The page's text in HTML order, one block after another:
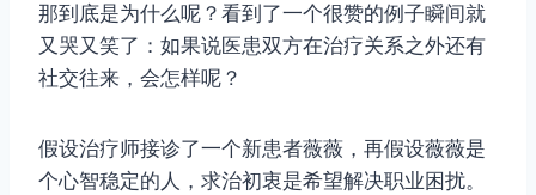
那到底是为什么呢？看到了一个很赞的例子瞬间就
又哭又笑了：如果说医患双方在治疗关系之外还有
社交往来，会怎样呢？
假设治疗师接诊了一个新患者薇薇，再假设薇薇是
个心智稳定的人，求治初衷是希望解决职业困扰。